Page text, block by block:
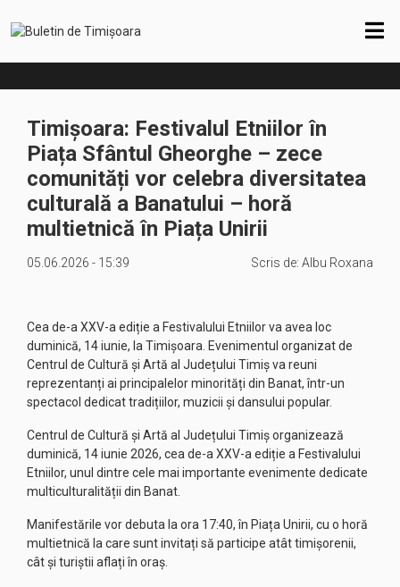
Timișoara: Festivalul Etniilor în
Piața Sfântul Gheorghe – zece
comunități vor celebra diversitatea
culturală a Banatului – horă
multietnică în Piața Unirii
05.06.2026 - 15:39 Scris de: Albu Roxana
Cea de-a XXV-a ediție a Festivalului Etniilor va avea loc
duminică, 14 iunie, la Timișoara. Evenimentul organizat de
Centrul de Cultură și Artă al Județului Timiș va reuni
reprezentanți ai principalelor minorități din Banat, într-un
spectacol dedicat tradițiilor, muzicii și dansului popular.
Centrul de Cultură și Artă al Județului Timiș organizează
duminică, 14 iunie 2026, cea de-a XXV-a ediție a Festivalului
Etniilor, unul dintre cele mai importante evenimente dedicate
multiculturalității din Banat.
Manifestările vor debuta la ora 17:40, în Piața Unirii, cu o horă
multietnică la care sunt invitați să participe atât timișorenii,
cât și turiștii aflați în oraș.